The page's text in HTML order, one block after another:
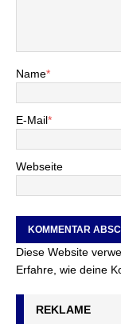
Name*
E-Mail*
Webseite
Diese Website
Erfahre, wie deine
REKLAME